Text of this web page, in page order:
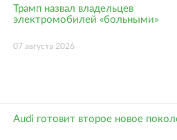
Трамп назвал владельцев
электромобилей «больными»
07 августа 2026
Audi готовит второе новое